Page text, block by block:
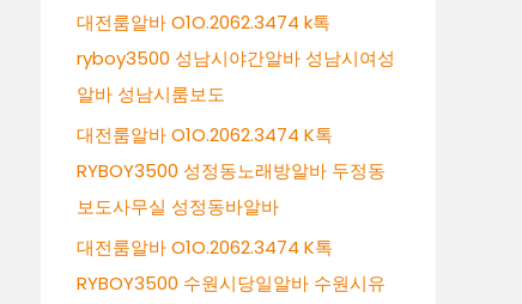
대전룸알바 O1O.2062.3474 k톡
ryboy3500 성남시야간알바 성남시여성
알바 성남시룸보도
대전룸알바 O1O.2062.3474 K톡
RYBOY3500 성정동노래방알바 두정동
보도사무실 성정동바알바
대전룸알바 O1O.2062.3474 K톡
RYBOY3500 수원시당일알바 수원시유